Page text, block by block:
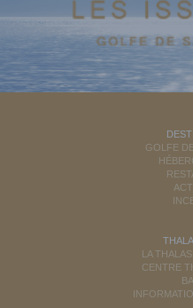
GOLFE
LA
CENTRE